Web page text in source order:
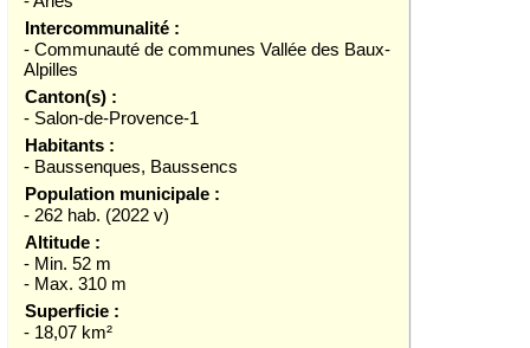
Intercommunalité :
- Communauté de communes Vallée des Baux-
Alpilles
Canton(s) :
- Salon-de-Provence-1
Habitants :
- Baussenques, Baussencs
Population municipale :
- 262 hab. (2022 v)
Altitude :
- Min. 52 m
- Max. 310 m
Superficie :
- 18,07 km²